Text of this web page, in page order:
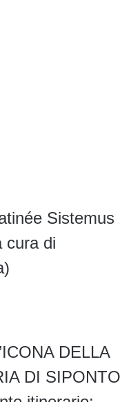
Sistemus
cura di
DELLA
DI SIPONTO